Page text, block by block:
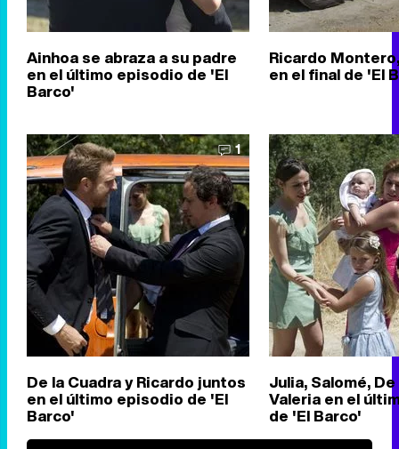
Ainhoa se abraza a su padre
en el último episodio de 'El
Barco'
Ricardo
en el final de 'El
1
De la Cuadra y Ricardo juntos
en el último episodio de 'El
Barco'
Julia, Salomé,
Valeria en el
de 'El Barco'